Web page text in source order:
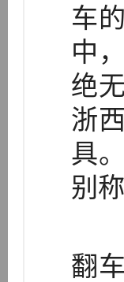
车
中
绝
浙
具
别
翻